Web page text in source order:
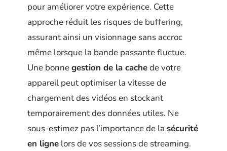
pour améliorer votre expérience. Cette
approche réduit les risques de buffering,
assurant ainsi un visionnage sans accroc
même lorsque la bande passante fluctue.
Une bonnegestion de la cachede votre
appareil peut optimiser la vitesse de
chargement des vidéos en stockant
temporairement des données utiles. Ne
sous-estimez pas l’importance de la sécurité
en ligne lors de vos sessions de streaming.